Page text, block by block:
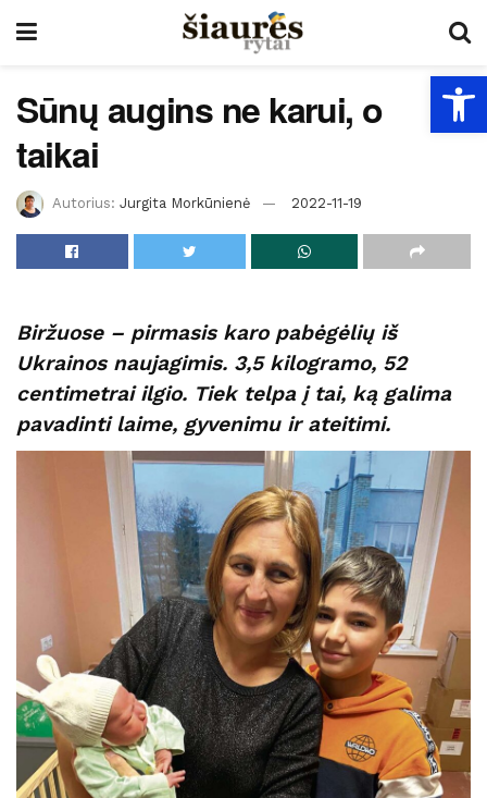
Sūnų augins ne karui, o
taikai
Autorius: Jurgita Morkūnienė 2022-11-19
Biržuose – pirmasis karo pabėgėlių iš
Ukrainos naujagimis. 3,5 kilogramo, 52
centimetrai ilgio. Tiek telpa į tai, ką galima
pavadinti laime, gyvenimu ir ateitimi.